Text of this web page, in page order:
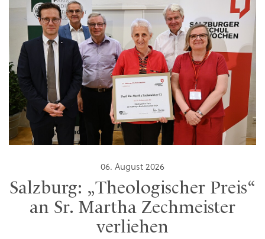
06. August 2026
Salzburg: „Theologischer Preis“
an Sr. Martha Zechmeister
verliehen